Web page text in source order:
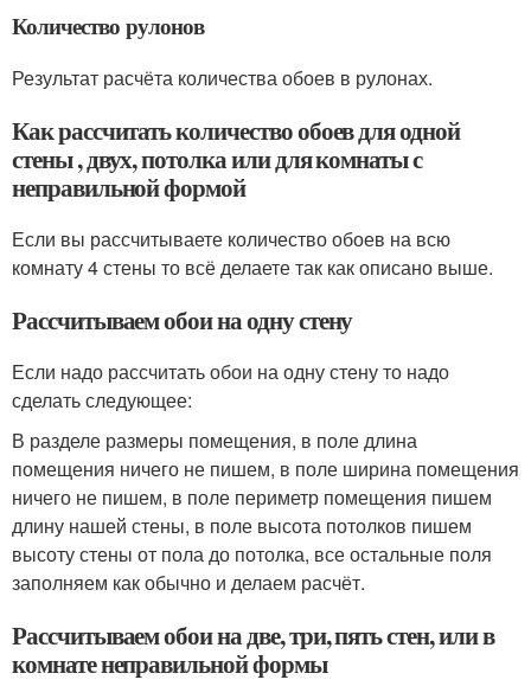
Количество рулонов
Результат расчёта количества обоев в рулонах.
Как рассчитать количество обоев для одной
стены , двух, потолка или для комнаты с
неправильной формой
Если вы рассчитываете количество обоев на всю
комнату 4 стены то всё делаете так как описано выше.
Рассчитываем обои на одну стену
Если надо рассчитать обои на одну стену то надо
сделать следующее:
В разделе размеры помещения, в поле длина
помещения ничего не пишем, в поле ширина помещения
ничего не пишем, в поле периметр помещения пишем
длину нашей стены, в поле высота потолков пишем
высоту стены от пола до потолка, все остальные поля
заполняем как обычно и делаем расчёт.
Рассчитываем обои на две, три, пять стен, или в
комнате неправильной формы